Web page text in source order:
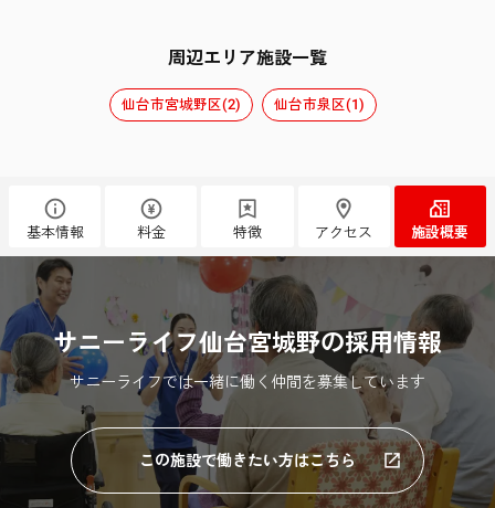
周辺エリア施設一覧
仙台市宮城野区(2) 仙台市泉区(1)
基本情報 料金 特徴 アクセス 施設概要
サニーライフ仙台宮城野の採用情報
サニーライフでは一緒に働く仲間を募集しています
この施設で働きたい方はこちら